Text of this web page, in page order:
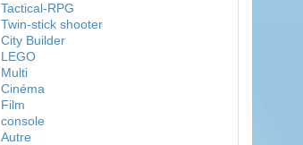
Tactical-RPG
Twin-stick shooter
City Builder
LEGO
Multi
Cinéma
Film
console
Autre